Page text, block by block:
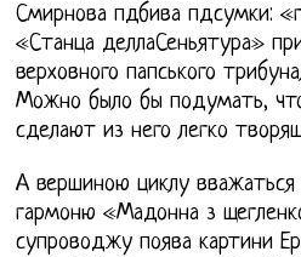
Смирнова пдбива пдсумки:
«Станца деллаСеньятура»
верховного папського
Можно было бы подумать,
сделают из него легко
А вершиною циклу
гармоню «Мадонна з
супроводжу поява картини